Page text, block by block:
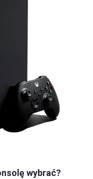
wybrać?